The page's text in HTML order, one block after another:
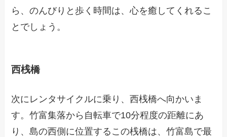
ら、のんびりと歩く時間は、心を癒してくれるこ
とでしょう。
西桟橋
次にレンタサイクルに乗り、西桟橋へ向かいま
す。竹富集落から自転車で10分程度の距離にあ
り、島の西側に位置するこの桟橋は、竹富島で最